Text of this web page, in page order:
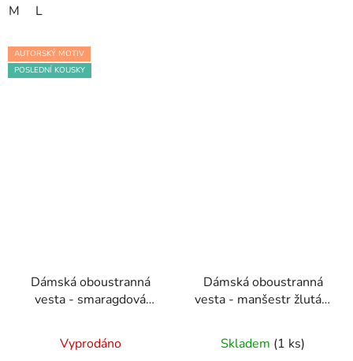
M L
AUTORSKÝ MOTIV
POSLEDNÍ KOUSKY
Dámská oboustranná
vesta - smaragdová
hodnocení
Vyprodáno
Dámská oboustranná
vesta - manšestr žlutá a
Skladem (1 ks)